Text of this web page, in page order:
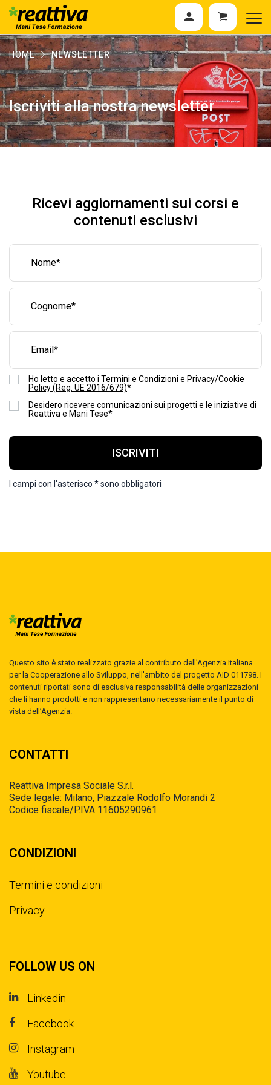
HOME NEWSLETTER
Iscriviti alla nostra newsletter
Ricevi aggiornamenti sui corsi e
contenuti esclusivi
Ho letto e accetto i Termini e Condizioni e Privacy/Cookie
Policy (Reg. UE 2016/679)*
Desidero ricevere comunicazioni sui progetti e le iniziative di
Reattiva e Mani Tese*
ISCRIVITI
I campi con l'asterisco * sono obbligatori
Questo sito è stato realizzato grazie al contributo dell’Agenzia Italiana
per la Cooperazione allo Sviluppo, nell'ambito del progetto AID 011798. I
contenuti riportati sono di esclusiva responsabilità delle organizzazioni
che li hanno prodotti e non rappresentano necessariamente il punto di
vista dell’Agenzia.
CONTATTI
Reattiva Impresa Sociale S.r.l.
Sede legale: Milano, Piazzale Rodolfo Morandi 2
Codice fiscale/P.IVA 11605290961
CONDIZIONI
Termini e condizioni
Privacy
FOLLOW US ON
Linkedin
Facebook
Instagram
Youtube